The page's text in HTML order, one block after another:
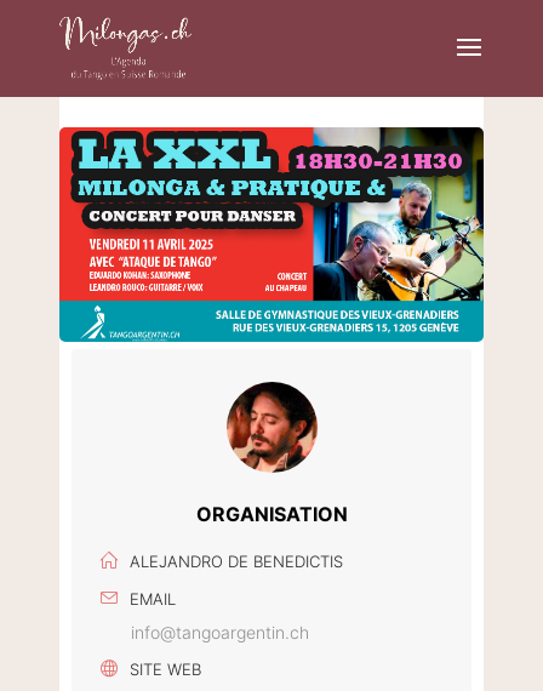
ORGANISATION
ALEJANDRO DE BENEDICTIS
EMAIL
info@tangoargentin.ch
SITE WEB